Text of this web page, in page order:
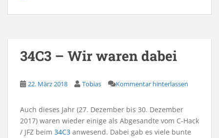
34C3 – Wir waren dabei
22. März 2018 Tobias Kommentar hinterlassen
Auch dieses Jahr (27. Dezember bis 30. Dezember
2017) waren wieder einige als Abgesandte vom C-Hack
/ JFZ beim 34C3 anwesend. Dabei gab es viele bunte